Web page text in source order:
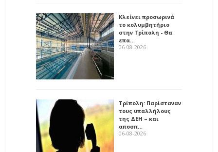
Κλείνει προσωρινά
το κολυμβητήριο
στην Τρίπολη - Θα
επα…
06-08-2026
Τρίπολη: Παρίσταναν
τους υπαλλήλους
της ΔΕΗ – και
αποσπ…
06-08-2026